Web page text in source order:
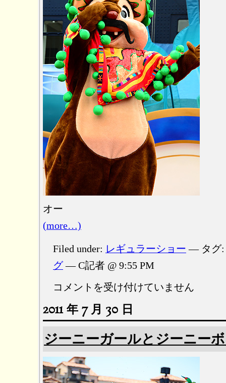
オー
(more…)
Filed under: レギュラーショー — タグ
グ— C記者 @ 9:55 PM
入
忘
コメントを受け付けていません
2011 年 7 月 30 日
ジーニーガールとジーニー